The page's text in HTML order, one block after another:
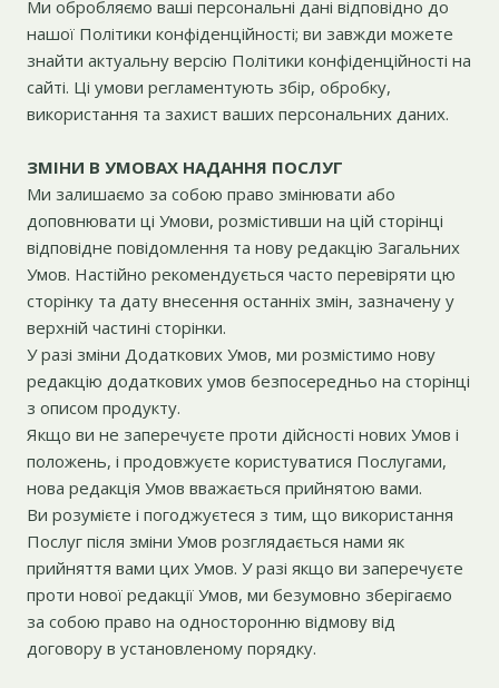
Ми обробляємо ваші персональні дані відповідно до
нашої Політики конфіденційності; ви завжди можете
знайти актуальну версію Політики конфіденційності на
сайті. Ці умови регламентують збір, обробку,
використання та захист ваших персональних даних.
ЗМІНИ В УМОВАХ НАДАННЯ ПОСЛУГ
Ми залишаємо за собою право змінювати або
доповнювати ці Умови, розмістивши на цій сторінці
відповідне повідомлення та нову редакцію Загальних
Умов. Настійно рекомендується часто перевіряти цю
сторінку та дату внесення останніх змін, зазначену у
верхній частині сторінки.
У разі зміни Додаткових Умов, ми розмістимо нову
редакцію додаткових умов безпосередньо на сторінці
з описом продукту.
Якщо ви не заперечуєте проти дійсності нових Умов і
положень, і продовжуєте користуватися Послугами,
нова редакція Умов вважається прийнятою вами.
Ви розумієте і погоджуєтеся з тим, що використання
Послуг після зміни Умов розглядається нами як
прийняття вами цих Умов. У разі якщо ви заперечуєте
проти нової редакції Умов, ми безумовно зберігаємо
за собою право на односторонню відмову від
договору в установленому порядку.